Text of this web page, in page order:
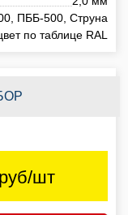
ПББ-500, Струна
по таблице RAL
руб/шт